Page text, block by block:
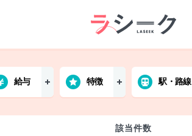
給与 特徴 駅・路線
該当件数